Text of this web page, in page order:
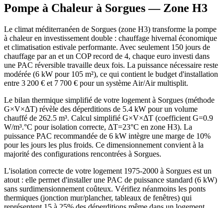
Pompe à Chaleur à Sorgues— Zone H3
Le climat méditerranéen de Sorgues (zone H3) transforme la pompe
à chaleur en investissement double : chauffage hivernal économique
et climatisation estivale performante. Avec seulement 150 jours de
chauffage par an et un COP record de 4, chaque euro investi dans
une PAC réversible travaille deux fois. La puissance nécessaire reste
modérée (6 kW pour 105 m²), ce qui contient le budget d'installation
entre 3 200 € et 7 700 € pour un système Air/Air multisplit.
Le bilan thermique simplifié de votre logement à Sorgues (méthode
G×V×ΔT) révèle des déperditions de 5.4 kW pour un volume
chauffé de 262.5 m³. Calcul simplifié G×V×ΔT (coefficient G=0.9
W/m³.°C pour isolation correcte, ΔT=23°C en zone H3). La
puissance PAC recommandée de 6 kW intègre une marge de 10%
pour les jours les plus froids. Ce dimensionnement convient à la
majorité des configurations rencontrées à Sorgues.
L'isolation correcte de votre logement 1975-2000 à Sorgues est un
atout : elle permet d'installer une PAC de puissance standard (6 kW)
sans surdimensionnement coûteux. Vérifiez néanmoins les ponts
thermiques (jonction mur/plancher, tableaux de fenêtres) qui